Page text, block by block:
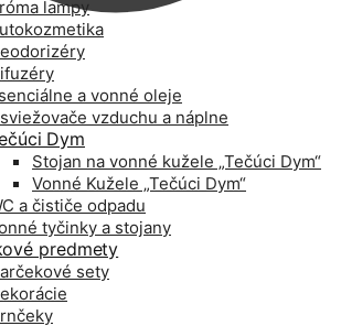
lampy
a vonné oleje
vzduchu a náplne
Dym
Stojan na vonné kužele „Tečúci Dym“
Vonné Kužele „Tečúci Dym“
a čističe odpadu
tyčinky a stojany
predmety
sety